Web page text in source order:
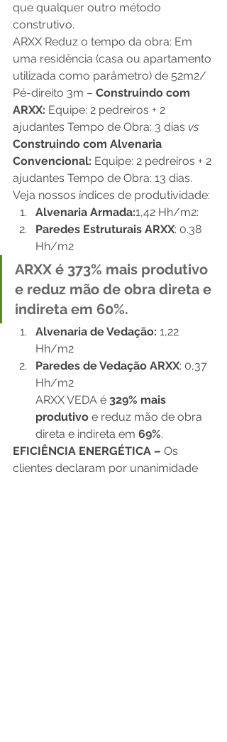
que qualquer outro método
construtivo.
ARXX Reduz o tempo da obra: Em
uma residência (casa ou apartamento
utilizada como parâmetro) de 52m2/
Pé-direito 3m – Construindo com
ARXX: Equipe: 2 pedreiros + 2
ajudantes Tempo de Obra: 3 dias vs
Construindo com Alvenaria
Convencional: Equipe: 2 pedreiros + 2
ajudantes Tempo de Obra: 13 dias.
Veja nossos índices de produtividade:
Alvenaria Armada:1,42 Hh/m2:
Paredes Estruturais ARXX: 0.38
Hh/m2
ARXX é 373% mais produtivo
e reduz mão de obra direta e
indireta em 60%.
Alvenaria de Vedação: 1,22
Hh/m2
Paredes de Vedação ARXX: 0,37
Hh/m2
ARXX VEDA é 329% mais
produtivo e reduz mão de obra
direta e indireta em 69%.
EFICIÊNCIA ENERGÉTICA – Os
clientes declaram por unanimidade